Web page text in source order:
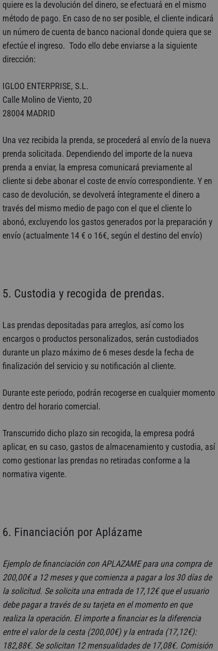
quiere es la devolución del dinero, se efectuará en el mismo
método de pago. En caso de no ser posible, el cliente indicará
un número de cuenta de banco nacional donde quiera que se
efectúe el ingreso. Todo ello debe enviarse a la siguiente
dirección:
IGLOO ENTERPRISE, S.L.
Calle Molino de Viento, 20
28004 MADRID
Una vez recibida la prenda, se procederá al envío de la nueva
prenda solicitada. Dependiendo del importe de la nueva
prenda a enviar, la empresa comunicará previamente al
cliente si debe abonar el coste de envío correspondiente. Y en
caso de devolución, se devolverá íntegramente el dinero a
través del mismo medio de pago con el que el cliente lo
abonó, excluyendo los gastos generados por la preparación y
envío (actualmente 14 € o 16€, según el destino del envío)
5. Custodia y recogida de prendas.
Las prendas depositadas para arreglos, así como los
encargos o productos personalizados, serán custodiados
durante un plazo máximo de 6 meses desde la fecha de
finalización del servicio y su notificación al cliente.
Durante este periodo, podrán recogerse en cualquier momento
dentro del horario comercial.
Transcurrido dicho plazo sin recogida, la empresa podrá
aplicar, en su caso, gastos de almacenamiento y custodia, así
como gestionar las prendas no retiradas conforme a la
normativa vigente.
6. Financiación por Aplázame
Ejemplo de financiación con APLAZAME para una compra de
200,00€ a 12 meses y que comienza a pagar a los 30 días de
la solicitud. Se solicita una entrada de 17,12€ que el usuario
debe pagar a través de su tarjeta en el momento en que
realiza la operación. El importe a financiar es la diferencia
entre el valor de la cesta (200,00€) y la entrada (17,12€):
182,88€. Se solicitan 12 mensualidades de 17,08€. Comisión